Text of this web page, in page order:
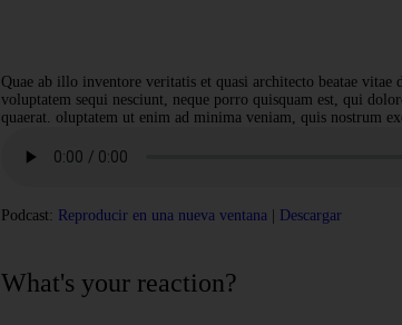
Quae ab illo inventore veritatis et quasi architecto beatae
voluptatem sequi nesciunt, neque porro quisquam est, qui
quaerat. oluptatem ut enim ad minima veniam, quis nostrum
Podcast: Reproducir en una nueva ventana Descargar
What's your reaction?